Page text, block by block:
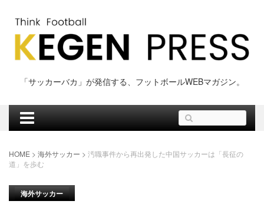
「サッカーバカ」が発信する、フットボールWEBマガジン。
検
索:
HOME > 海外サッカー > 汚職事件から再出発した中国サッカーは「長征の
道」を歩む
海外サッカー